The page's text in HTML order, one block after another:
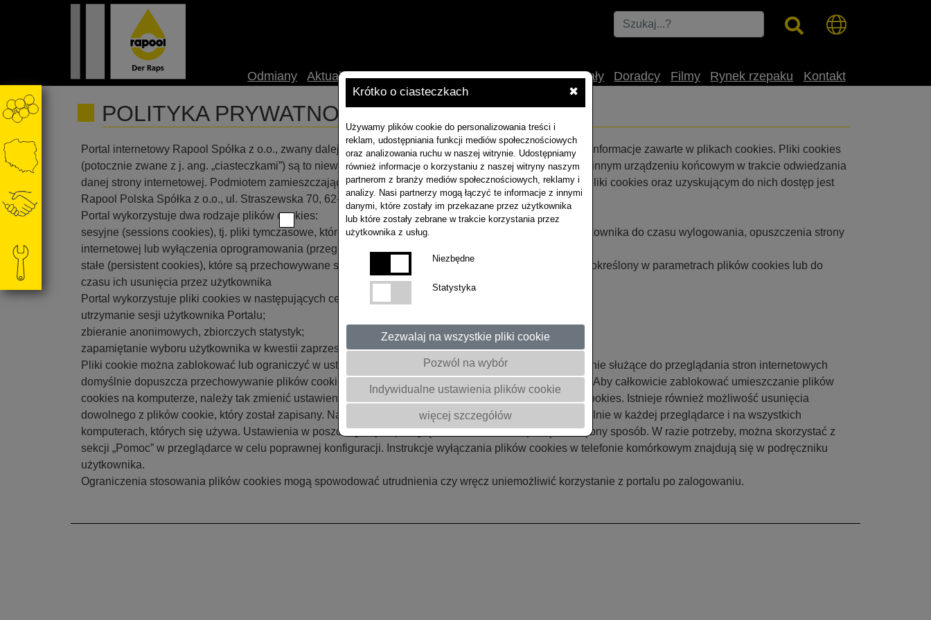
Krótko o ciasteczkach ✖
Używamy plików cookie do personalizowania treści i
reklam, udostępniania funkcji mediów społecznościowych
oraz analizowania ruchu w naszej witrynie. Udostępniamy
również informacje o korzystaniu z naszej witryny naszym
partnerom z branży mediów społecznościowych, reklamy i
analizy. Nasi partnerzy mogą łączyć te informacje z innymi
danymi, które zostały im przekazane przez użytkownika
lub które zostały zebrane w trakcie korzystania przez
użytkownika z usług.
Niezbędne
Statystyka
Zezwalaj na wszystkie pliki cookie
Pozwól na wybór
Indywidualne ustawienia plików cookie
więcej szczegółów
Odmiany Aktualności O nas Uprawa Technologia Materiały Doradcy Filmy Rynek rzepaku Kontakt
POLITYKA PRYWATNOŚCI
Portal internetowy Rapool Spółka z o.o., zwany dalej „portalem”, w sposób automatyczny zbiera jedynie informacje zawarte w plikach cookies. Pliki cookies
(potocznie zwane z j. ang. „ciasteczkami”) są to niewielkie pliki tekstowe zapisywane na komputerze lub innym urządzeniu końcowym w trakcie odwiedzania
danej strony internetowej. Podmiotem zamieszczającym na urządzeniu końcowym użytkownika portalu pliki cookies oraz uzyskującym do nich dostęp jest
Rapool Polska Spółka z o.o., ul. Straszewska 70, 62-100 Wągrowiec.
Portal wykorzystuje dwa rodzaje plików cookies:
sesyjne (sessions cookies), tj. pliki tymczasowe, które przechowywane są w urządzeniu końcowym użytkownika do czasu wylogowania, opuszczenia strony
internetowej lub wyłączenia oprogramowania (przeglądarki internetowej);
stałe (persistent cookies), które są przechowywane są w urządzeniu końcowym użytkownika przez czas określony w parametrach plików cookies lub do
czasu ich usunięcia przez użytkownika
Portal wykorzystuje pliki cookies w następujących celach:
utrzymanie sesji użytkownika Portalu;
zbieranie anonimowych, zbiorczych statystyk;
zapamiętanie wyboru użytkownika w kwestii zaprzestania wyświetlania wybranego komunikatu.
Pliki cookie można zablokować lub ograniczyć w ustawieniach przeglądarki internetowej. Oprogramowanie służące do przeglądania stron internetowych
domyślnie dopuszcza przechowywanie plików cookies na komputerze lub innym urządzeniu końcowym. Aby całkowicie zablokować umieszczanie plików
cookies na komputerze, należy tak zmienić ustawienia przeglądarki, aby odrzucała ona wszystkie pliki cookies. Istnieje również możliwość usunięcia
dowolnego z plików cookie, który został zapisany. Należy pamiętać, że ustawienia trzeba zmienić oddzielnie w każdej przeglądarce i na wszystkich
komputerach, których się używa. Ustawienia w poszczególnych przeglądarkach dostosowuje się w odrębny sposób. W razie potrzeby, można skorzystać z
sekcji „Pomoc” w przeglądarce w celu poprawnej konfiguracji. Instrukcje wyłączania plików cookies w telefonie komórkowym znajdują się w podręczniku
użytkownika.
Ograniczenia stosowania plików cookies mogą spowodować utrudnienia czy wręcz uniemożliwić korzystanie z portalu po zalogowaniu.